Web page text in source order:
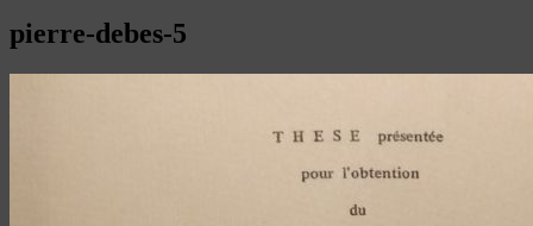
pierre-debes-5